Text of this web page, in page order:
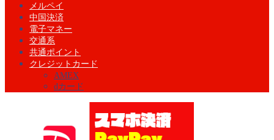
メルペイ
中国決済
電子マネー
交通系
共通ポイント
クレジットカード
AMEX
dカード